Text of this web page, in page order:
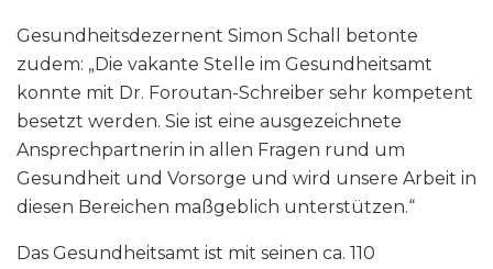
Gesundheitsdezernent Simon Schall betonte
zudem: „Die vakante Stelle im Gesundheitsamt
konnte mit Dr. Foroutan-Schreiber sehr kompetent
besetzt werden. Sie ist eine ausgezeichnete
Ansprechpartnerin in allen Fragen rund um
Gesundheit und Vorsorge und wird unsere Arbeit in
diesen Bereichen maßgeblich unterstützen.“
Das Gesundheitsamt ist mit seinen ca. 110